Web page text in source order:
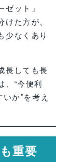
ゼット」
けた方が、
少なくあり
長しても長
、“今便利
か”を考え
重要